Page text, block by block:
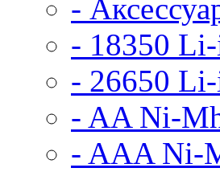
-
- 18350
- 26650
- AA Ni-
- AAA Ni-